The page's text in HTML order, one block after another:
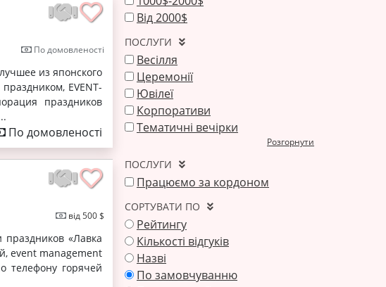
Від 2000$
ПОСЛУГИ
Весілля
Церемонії
Ювілеї
Корпоративи
Тематичні вечірки
Розгорнути
ПОСЛУГИ
Працюємо за кордоном
СОРТУВАТИ ПО
Рейтингу
Кількості відгуків
Назві
По замовчуванню
По домовленості
из японского
EVENT-
праздников
По домовленості
від 500 $
«Лавка
event management
телефону горячей